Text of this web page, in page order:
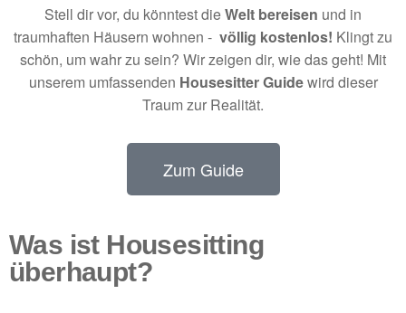
Stell dir vor, du könntest dieWelt bereisen und in
traumhaften Häusern wohnen - völlig kostenlos! Klingt zu
schön, um wahr zu sein? Wir zeigen dir, wie das geht! Mit
unserem umfassenden Housesitter Guidewird dieser
Traum zur Realität.
Zum Guide
Was ist Housesitting
überhaupt?